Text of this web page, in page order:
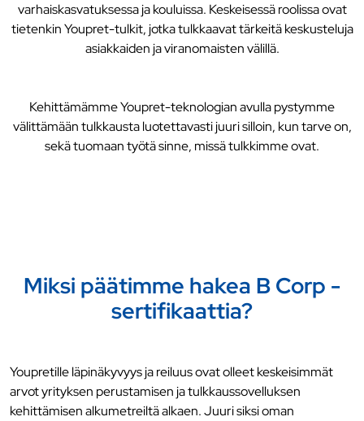
varhaiskasvatuksessa ja kouluissa. Keskeisessä roolissa ovat
tietenkin Youpret-tulkit, jotka tulkkaavat tärkeitä keskusteluja
asiakkaiden ja viranomaisten välillä.
Kehittämämme Youpret-teknologian avulla pystymme
välittämään tulkkausta luotettavasti juuri silloin, kun tarve on,
sekä tuomaan työtä sinne, missä tulkkimme ovat.
Miksi päätimme hakea B Corp -
sertifikaattia?
Youpretille läpinäkyvyys ja reiluus ovat olleet keskeisimmät
arvot yrityksen perustamisen ja tulkkaussovelluksen
kehittämisen alkumetreiltä alkaen. Juuri siksi oman